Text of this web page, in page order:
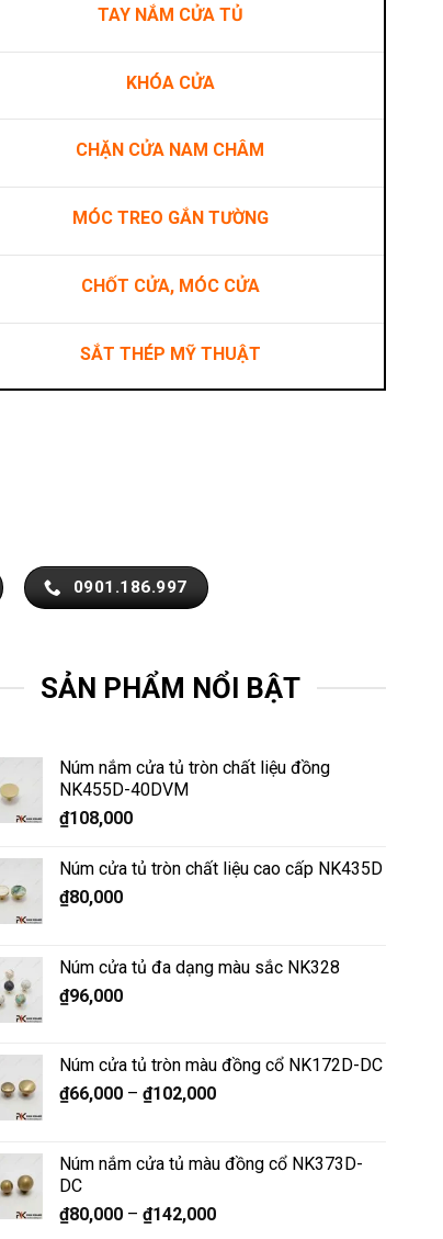
TAY NẮM CỬA TỦ
KHÓA CỬA
CHẶN CỬA NAM CHÂM
MÓC TREO GẮN TƯỜNG
CHỐT CỬA, MÓC CỬA
SẮT THÉP MỸ THUẬT
0901.186.997
SẢN PHẨM NỔI BẬT
Núm nắm cửa tủ tròn chất liệu đồng
NK455D-40DVM
₫108,000
Núm cửa tủ tròn chất liệu cao cấp NK435D
₫80,000
Núm cửa tủ đa dạng màu sắc NK328
₫96,000
Núm cửa tủ tròn màu đồng cổ NK172D-DC
₫66,000 –₫102,000
Núm nắm cửa tủ màu đồng cổ NK373D-
DC
₫80,000 –₫142,000